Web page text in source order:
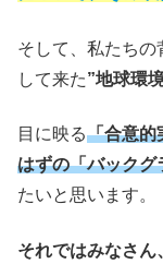
そして、私たちの
して来た”地球環
目に映る「合意的
はずの「バックグ
たいと思います。
それではみなさ